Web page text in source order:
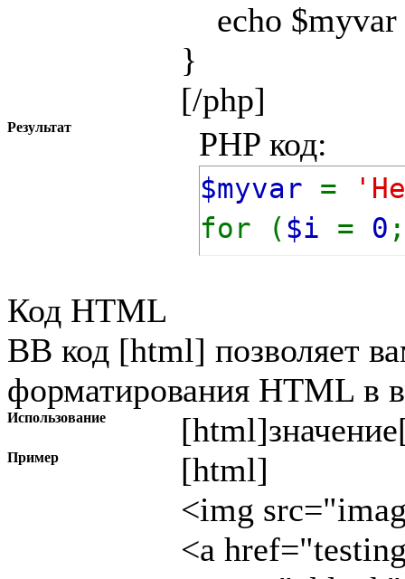
echo
}
[/php]
Результат PHP код:
$myvar =
for ($i = 0
}
Код HTML
BB код [html] позволяет
форматирования HTML в
Использование [html]значение
Пример
[html]
<img
<a